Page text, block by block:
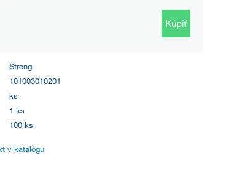
Kúpiť
Strong
101003010201
ks
1 ks
100 ks
v katalógu